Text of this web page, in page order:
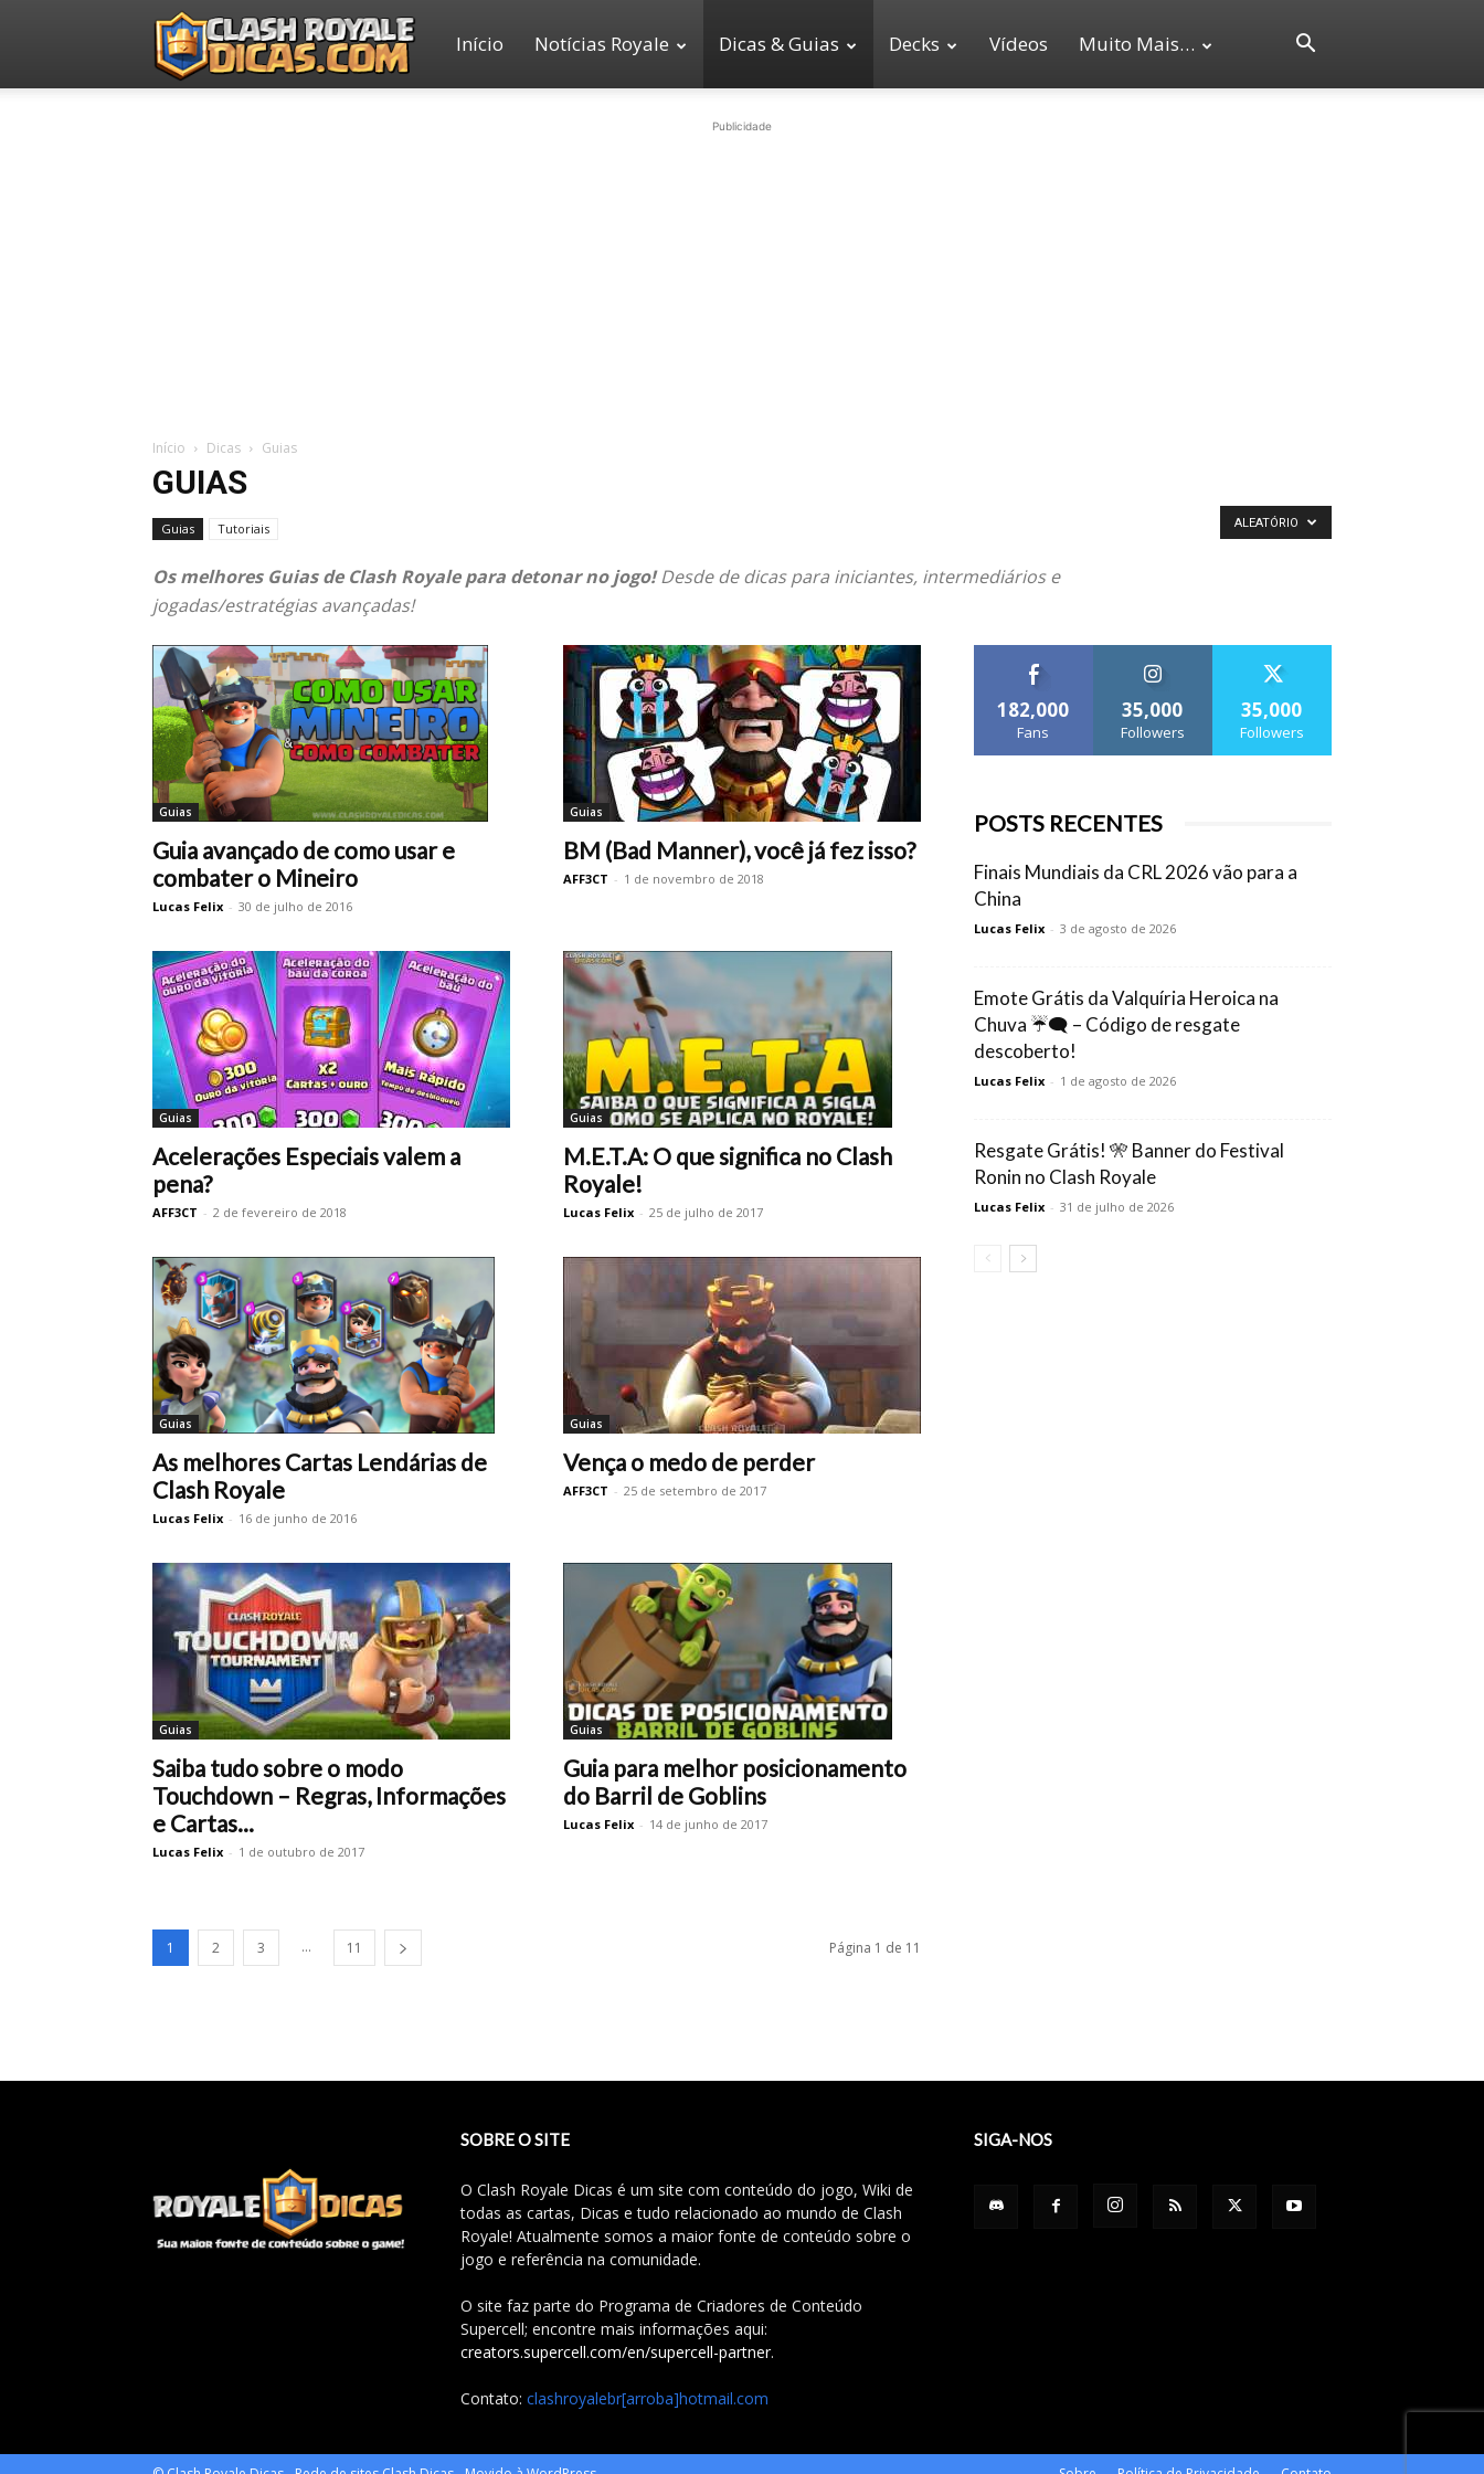
Clash
Início Notícias Royale Dicas & Guias Decks Vídeos Muito Mais…
Publicidade
Início Dicas Guias
GUIAS
Guias Tutoriais
Os melhores Guias de Clash Royale para detonar no jogo!Desde de dicas para iniciantes, intermediários e
jogadas/estratégias avançadas!
ALEATÓRIO
Guias
Guia avançado de como usar e
combater o Mineiro
Lucas Felix - 30 de julho de 2016
Guias
BM (Bad Manner), você já fez isso?
AFF3CT - 1 de novembro de 2018
Guias
Acelerações Especiais valem a
pena?
AFF3CT - 2 de fevereiro de 2018
Guias
M.E.T.A: O que significa no Clash
Royale!
Lucas Felix - 25 de julho de 2017
Guias
As melhores Cartas Lendárias de
Clash Royale
Lucas Felix - 16 de junho de 2016
Guias
Vença o medo de perder
AFF3CT - 25 de setembro de 2017
Guias
Saiba tudo sobre o modo
Touchdown – Regras, Informações
e Cartas...
Lucas Felix - 1 de outubro de 2017
Guias
Guia para melhor posicionamento
do Barril de Goblins
Lucas Felix - 14 de junho de 2017
1 2 3 ... 11 Página 1 de 11
182,000
Fans
35,000
Followers
35,000
Followers
POSTS RECENTES
Finais Mundiais da CRL 2026 vão para a
China
Lucas Felix - 3 de agosto de 2026
Emote Grátis da Valquíria Heroica na
Chuva ☔🗨️ – Código de resgate
descoberto!
Lucas Felix - 1 de agosto de 2026
Resgate Grátis! 🎌 Banner do Festival
Ronin no Clash Royale
Lucas Felix - 31 de julho de 2026
SOBRE O SITE
O Clash Royale Dicas é um site com conteúdo do jogo, Wiki de
todas as cartas, Dicas e tudo relacionado ao mundo de Clash
Royale! Atualmente somos a maior fonte de conteúdo sobre o
jogo e referência na comunidade.
O site faz parte do Programa de Criadores de Conteúdo
Supercell; encontre mais informações aqui:
creators.supercell.com/en/supercell-partner.
Contato: clashroyalebr[arroba]hotmail.com
SIGA-NOS